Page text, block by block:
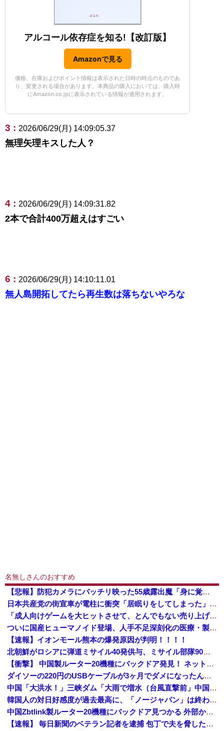
アルコール依存症を知る!【改訂版】
Amazonで見る
価格、在庫およびポイント情報は表示された日時の時点のものであ
り、変更される場合があります。本商品の購入においては、購入時
にAmazon.co.jpに表示されている情報が適用されます。
3 : 2026/06/29(月) 14:09:05.37
無理矢理キスした人？
4 : 2026/06/29(月) 14:09:31.82
2本で合計400万超えはすごい
6 : 2026/06/29(月) 14:10:11.01
無人島開拓してたら再生数は落ちないやろな
名無しさんのおすすめ
【悲報】防犯カメラにバッチリ映った55歳露出魔「身に覚えがありません」と容疑を否認。どう言い訳する気だこれ
日本共産党の街宣車が電柱に衝突「居眠りをしてしまった」同乗していた県議を含め男女3人重傷 - 長野県駒ケ根市 [8/6]
「成人向けゲームを大ヒットさせて、とんでもない売り上げが入ったぞー！」→最悪すぎる結果になり、「売り上げ0円だけど、多額の税金を払え」という状況...
ついに国産ヒューマノイド登場、人手不足深刻化の医療・製造現場などでの活用想定！
【速報】イオンモール熊本の爆発原因が判明！！！！
北朝鮮がロシアに弾道ミサイル40発供与、ミサイル部隊90人派遣開始…さらに80発見通し！
【衝撃】 中国製ルーター20機種にバックドア発見！ ネットに繋ぐだけで35秒ごとに中国のサーバーと通信
ダイソーの220円のUSBケーブルが3ヶ月でダメになったんやが
中国「大洪水！」三峡ダム「大雨で増水（台風直撃前」中国ダム「緊急放流！」中国鉄道「列車が走行中に流される」中国避難所「支援物資は有料です」謎の勢力「え」→
韓国人の対日好感度が過去最高に、「ノージャパン」は終わった？＝ネット「中国より100倍いい」
中国Zbtlink製ルーター20機種にバックドア見つかる 外部から完全制御のおそれ
【速報】 毎日新聞のベテラン記者を逮捕 包丁で夫を脅した容疑